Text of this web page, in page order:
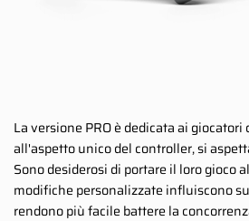
La versione PRO è dedicata ai
all'aspetto unico del controller, si
Sono desiderosi di portare il loro gioco
modifiche personalizzate influiscono
rendono più facile battere la